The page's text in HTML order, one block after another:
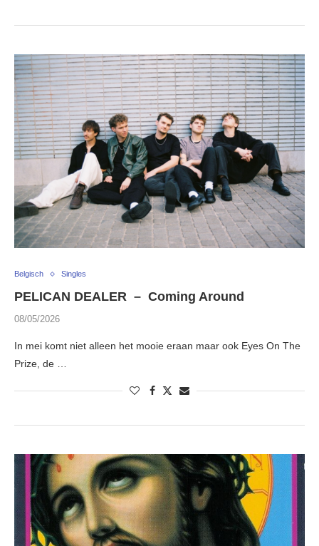
Belgisch Singles
PELICAN DEALER – Coming Around
08/05/2026
In mei komt niet alleen het mooie eraan maar ook Eyes On The
Prize, de …